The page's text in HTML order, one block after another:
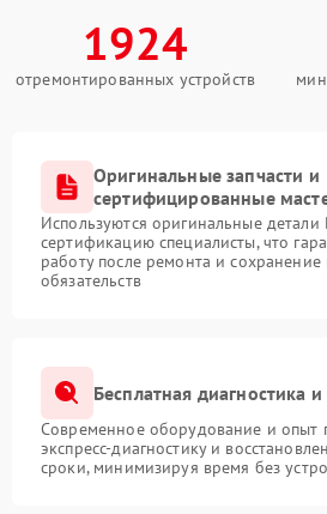
1924
отремонтированных устройств
Оригинальные запчасти и
сертифицированные
Используются оригинальные
сертификацию специалисты, что
работу после ремонта и сохранение
обязательств
Бесплатная диагностика
Современное оборудование и опыт
экспресс-диагностику и
сроки, минимизируя время без